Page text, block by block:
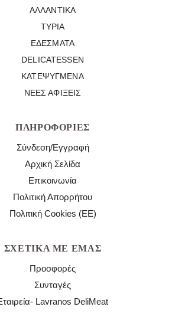
ΑΛΛΑΝΤΙΚΆ
ΤΥΡΙΆ
ΕΔΈΣΜΑΤΑ
DELICATESSEN
ΚΑΤΕΨΥΓΜΈΝΑ
ΝΈΕΣ ΑΦΊΞΕΙΣ
ΠΛΗΡΟΦΟΡΊΕΣ
Σύνδεση/Εγγραφή
Αρχική Σελίδα
Επικοινωνία
Πολιτική Απορρήτου
Πολιτική Cookies (ΕΕ)
ΣΧΕΤΙΚΆ ΜΕ ΕΜΆΣ
Προσφορές
Συνταγές
Lavranos DeliMeat